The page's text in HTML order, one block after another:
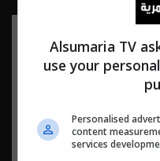
Alsumaria TV
use your
Personalised
content
services